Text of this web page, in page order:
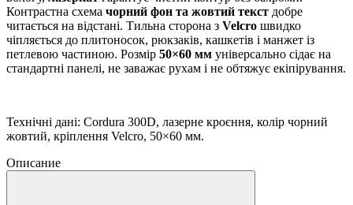
Контрастна схема чорний фон та жовтий текст добре
читається на відстані. Тильна сторона з Velcro швидко
чіпляється до плитоносок, рюкзаків, кашкетів і манжет із
петлевою частиною. Розмір 50×60 мм універсально сідає на
стандартні панелі, не заважає рухам і не обтяжує екіпірування.
Технічні дані: Cordura 300D, лазерне кроєння, колір чорний
жовтий, кріплення Velcro, 50×60 мм.
Описание